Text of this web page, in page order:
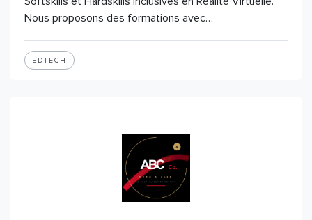
Nous proposons des formations avec…
EDTECH